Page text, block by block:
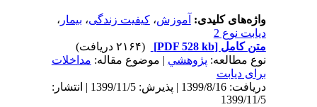
واژه‌های کلیدی:آموزش،کیفیت زندگی،بیمار،
دیابت نوع 2
متن کامل[PDF 528 kb]
نوع مطالعه:پژوهشي| موضوع مقاله:مداخلات
برای دیابت
دریافت: 1399/8/16 | پذیرش: 1399/11/5 | انتشار:
1399/11/5